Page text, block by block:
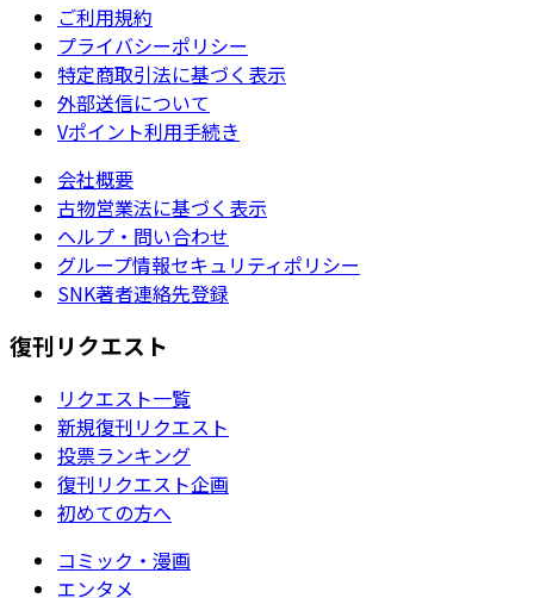
ご利用規約
プライバシーポリシー
特定商取引法に基づく表示
外部送信について
Vポイント利用手続き
会社概要
古物営業法に基づく表示
ヘルプ・問い合わせ
グループ情報セキュリティポリシー
SNK著者連絡先登録
復刊リクエスト
リクエスト一覧
新規復刊リクエスト
投票ランキング
復刊リクエスト企画
初めての方へ
コミック・漫画
エンタメ